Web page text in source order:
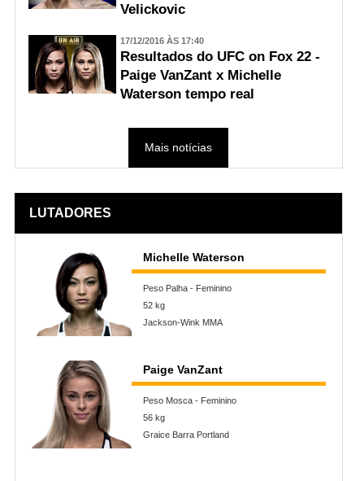
Velickovic
17/12/2016 ÀS 17:40
Resultados do UFC on Fox 22 -
Paige VanZant x Michelle
Waterson tempo real
Mais notícias
LUTADORES
Michelle Waterson
Peso Palha - Feminino
52 kg
Jackson-Wink MMA
Paige VanZant
Peso Mosca - Feminino
56 kg
Graice Barra Portland